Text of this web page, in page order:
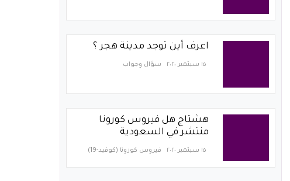
اعرف أين توجد مدينة هجر ؟
١٥ سبتمبر ٢٠٢٠ سؤال وجواب
هشتاج هل فيروس كورونا
منتشر في السعودية
١٥ سبتمبر ٢٠٢٠ فيروس كورونا (كوفيد-19)‏